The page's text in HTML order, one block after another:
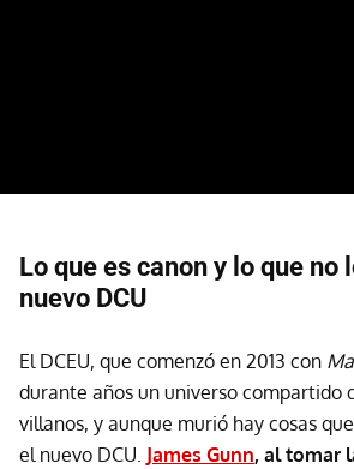
Lo que es canon y lo que no
nuevo DCU
El DCEU, que comenzó en 2013 con
durante años un universo compartido
villanos, y aunque murió hay cosas
el nuevo DCU. James Gunn, al tomar